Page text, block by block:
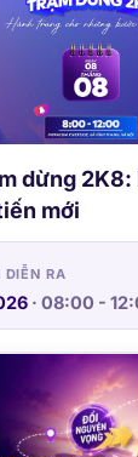
dừng 2K8:
mới
DIỄN RA
· 08:00 -